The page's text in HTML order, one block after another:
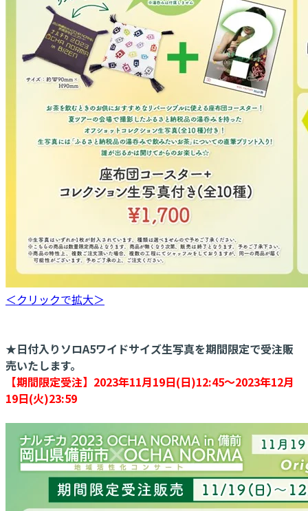
＜クリックで拡大＞
★日付入りソロA5ワイドサイズ生写真を期間限定で受注販
売いたします。
【期間限定受注】2023年11月19日(日)12:45～2023年12月
19日(火)23:59